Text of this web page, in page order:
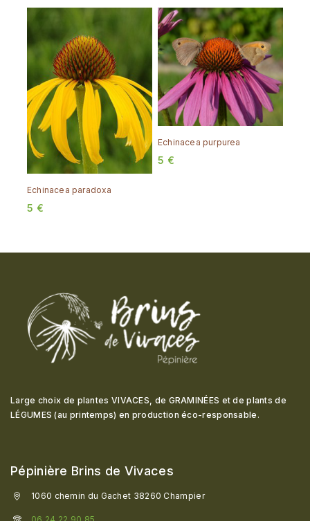
Echinacea paradoxa
5 €
Echinacea purpurea
5 €
Large choix de plantes VIVACES, de GRAMINÉES et de plants de
LÉGUMES (au printemps) en production éco-responsable .
Pépinière Brins de Vivaces
1060 chemin du Gachet 38260 Champier